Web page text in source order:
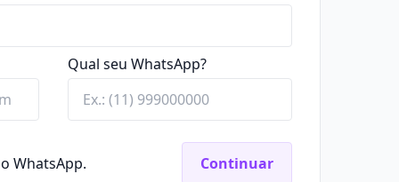
Qual seu WhatsApp?
WhatsApp. Continuar